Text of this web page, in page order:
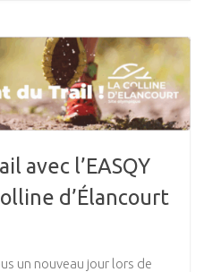
avec l’EASQY
d’Élancourt
un nouveau jour lors de